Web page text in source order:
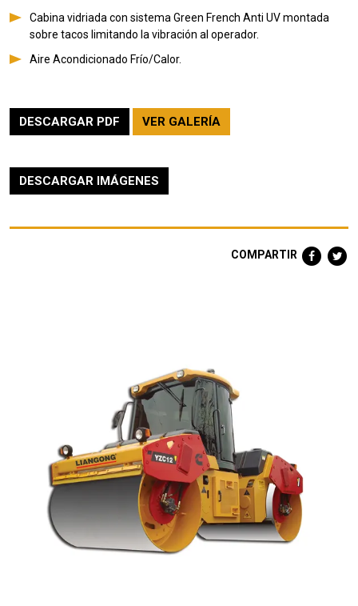
Cabina vidriada con sistema Green French Anti UV montada
sobre tacos limitando la vibración al operador.
Aire Acondicionado Frío/Calor.
DESCARGAR PDF VER GALERÍA
DESCARGAR IMÁGENES
COMPARTIR